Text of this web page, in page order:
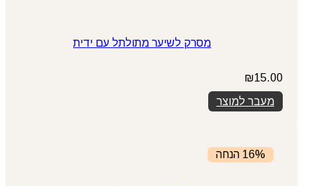
מסרק לשיער מתולתל עם ידית
₪15.00
מעבר למוצר
16% הנחה